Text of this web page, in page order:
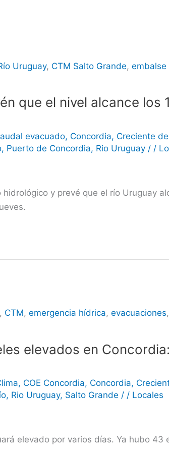
Uruguay, CTM Salto Grande,embalse
que el nivel alcance los
evacuado, Concordia, Creciente
, Puerto de Concordia, Rio Uruguay / /
y prevé que el río Uruguay
, CTM,emergencia hídrica,evacuaciones,
elevados en
, COE Concordia, Concordia,
, Rio Uruguay, Salto Grande / / Locales
elevado por varios días. Ya hubo 43